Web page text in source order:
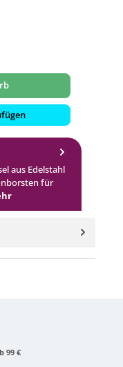
aus Edelstahl
für
99 €